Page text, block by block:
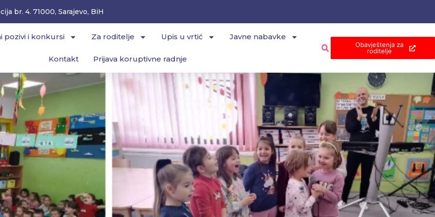
br. 4. 71000, Sarajevo, BiH
pozivi i konkursi Za roditelje Upis u vrtić Javne nabavke
Kontakt Prijava koruptivne radnje
Obavještenja za
roditelje